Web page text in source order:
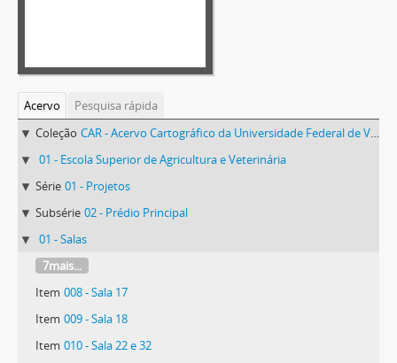
Acervo
Pesquisa rápida
Coleção CAR - Acervo Cartográfico da Universidade Federal de Viçosa
01 - Escola Superior de Agricultura e Veterinária
Série 01 - Projetos
Subsérie 02 - Prédio Principal
01 - Salas
7mais...
Item 008 - Sala 17
Item 009 - Sala 18
Item 010 - Sala 22 e 32